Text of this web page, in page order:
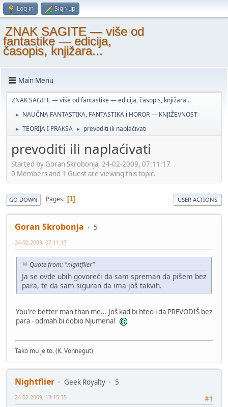
Log in Sign up
ZNAK SAGITE — više od
fantastike — edicija,
časopis, knjižara...
Main Menu
ZNAK SAGITE — više od fantastike — edicija, časopis, knjižara...
► NAUČNA FANTASTIKA, FANTASTIKA i HOROR — KNJIŽEVNOST
► TEORIJA I PRAKSA ► prevoditi ili naplaćivati
prevoditi ili naplaćivati
Started by Goran Skrobonja, 24-02-2009, 07:11:17
0 Members and 1 Guest are viewing this topic.
GO DOWN Pages 1 USER ACTIONS
Goran Skrobonja 5
24-02-2009, 07:11:17
Quote from: "nightflier"
Ja se ovde ubih govoreći da sam spreman da pišem bez
para, te da sam siguran da ima još takvih.
You're better man than me... Još kad bi hteo i da PREVODIŠ bez
para - odmah bi dobio Njumena!
Tako mu je to. (K. Vonnegut)
Nightflier Geek Royalty
5
#1
24-02-2009, 13:15:35